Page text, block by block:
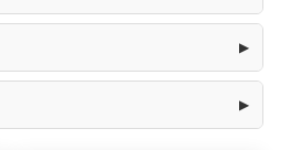
есть
49
работу сайта: оформление
кабинет. Без них основные
▶
информацию о посещениях и
счётчики аналитики),
▶